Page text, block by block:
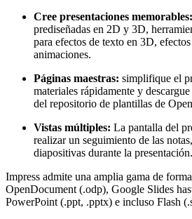
Cree presentaciones memorables:
prediseñadas en 2D y 3D,
para efectos de texto en 3D,
animaciones.
Páginas maestras: simplifique el
materiales rápidamente y
del repositorio de plantillas de
Vistas múltiples: La pantalla del
realizar un seguimiento de las
diapositivas durante la presentación.
Impress admite una amplia gama de
OpenDocument (.odp), Google Slides
PowerPoint (.ppt, .pptx) e incluso Flash